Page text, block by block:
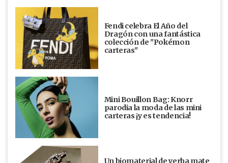
Fendi celebra El Año del
Dragón con una fantástica
colección de "Pokémon
carteras"
Mini Bouillon Bag: Knorr
parodia la moda de las mini
carteras ¡y es tendencia!
Un biomaterial de yerba mate